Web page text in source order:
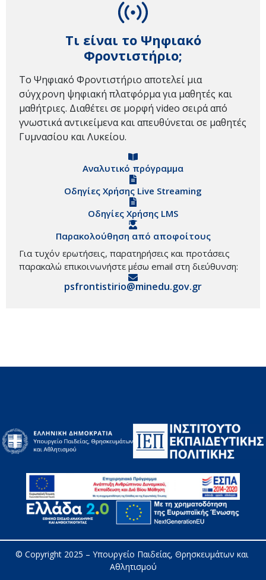
Τι είναι το Ψηφιακό
Φροντιστήριο;
Το Ψηφιακό Φροντιστήριο αποτελεί μια
σύγχρονη ψηφιακή πλατφόρμα για μαθητές και
μαθήτριες. Διαθέτει σε μορφή video σειρά από
γνωστικά αντικείμενα και απευθύνεται σε μαθητές
Γυμνασίου και Λυκείου.
Αναλυτικό πρόγραμμα
Οδηγίες Χρήσης Live Streaming
Οδηγίες Χρήσης LMS
Παρακολούθηση από αποφοίτους
Για τυχόν ερωτήσεις, παρατηρήσεις και προτάσεις
παρακαλώ επικοινωνήστε μέσω email στη διεύθυνση:
psfrontistirio@minedu.gov.gr
© Copyright 2025 – Υπουργείο Παιδείας, Θρησκευμάτων και
Αθλητισμού